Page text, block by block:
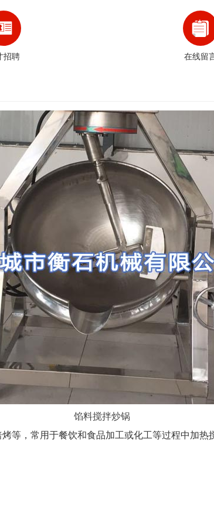
招聘 在线留
馅料搅拌炒锅
等，常用于餐饮和食品加工或化工等过程中加热